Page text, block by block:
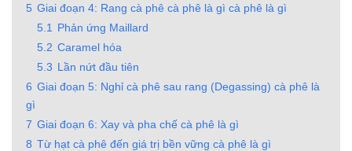
5 Giai đoạn 4: Rang cà phê cà phê là gì cà phê là gì
5.1
Phản ứng Maillard
5.2 Caramel hóa
5.3 Lần nứt đầu tiên
6 Giai đoạn 5: Nghỉ cà phê sau rang (Degassing) cà phê là
gì
7 Giai đoạn 6: Xay và pha chế cà phê là gì
8 Từ hạt cà phê đến giá trị bền vững cà phê là gì